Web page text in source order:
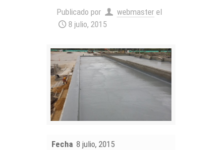
Publicado por webmaster el
8 julio, 2015
Fecha 8 julio, 2015